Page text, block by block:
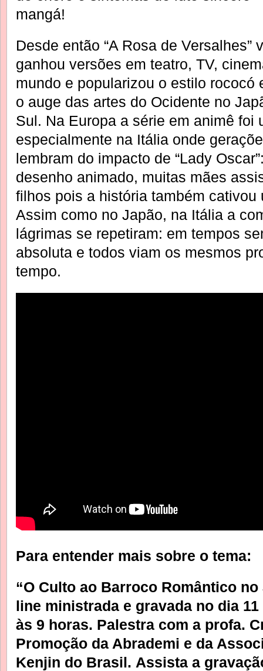
mangá!
Desde então “A Rosa de Versalhes”
ganhou versões em teatro, TV,
mundo e popularizou o estilo rococó
o auge das artes do Ocidente no
Sul. Na Europa a série em animê foi
especialmente na Itália onde
lembram do impacto de “Lady
desenho animado, muitas mães
filhos pois a história também cativou
Assim como no Japão, na Itália a
lágrimas se repetiram: em tempos
absoluta e todos viam os mesmos
tempo.
Para entender mais sobre o tema:
“O Culto ao Barroco Romântico
line ministrada e gravada no dia
às 9 horas. Palestra com a profa.
Promoção da Abrademi e da
Kenjin do Brasil. Assista a